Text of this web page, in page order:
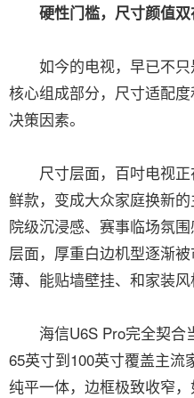
硬性门槛，尺寸颜值双
如今的电视，早已不只
核心组成部分，尺寸适配
决策因素。
尺寸层面，百吋电视正
鲜款，变成大众家庭换新
院级沉浸感、赛事临场氛
层面，厚重白边机型逐渐
薄、能贴墙壁挂、和家装风
海信U6S Pro完全契合
65英寸到100英寸覆盖主流
纯平一体，边框极致收窄